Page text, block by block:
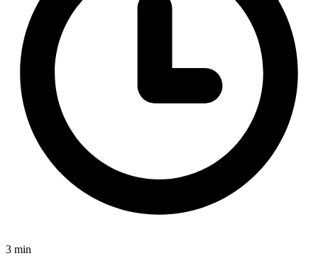
3 min